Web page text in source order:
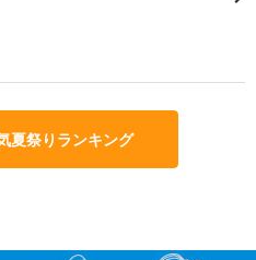
夏祭りランキング